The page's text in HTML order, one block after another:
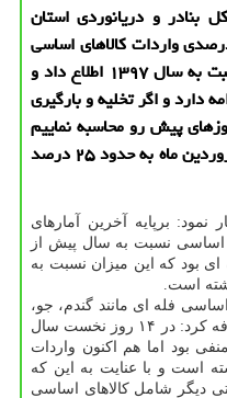
بنادر و دریانوردی استان
و بلوچستان از رشد ۱۷۷ درصدی واردات كالاهای اساسی
به كشور از راه این بندر پارسال نسبت به سال ۱۳۹۷ اطلاع داد و
دارد و اگر تخلیه و بارگیری
پیش رو محاسبه نماییم
رشد واردات كالاهای غیر نفتی در فروردین ماه به حدود ۲۵ درصد
نمود: برپایه آخرین آمارهای
اساسی نسبت به سال پیش از
بود كه این میزان نسبت به
اساسی فله ای مانند گندم، جو،
ذرت، برنج و غیره از راه این بندر اضافه كرد: در ۱۴ روز نخست سال
بود اما هم اكنون واردات
رشد داشته است و با عنایت به این كه
دیگر شامل كالاهای اساسی